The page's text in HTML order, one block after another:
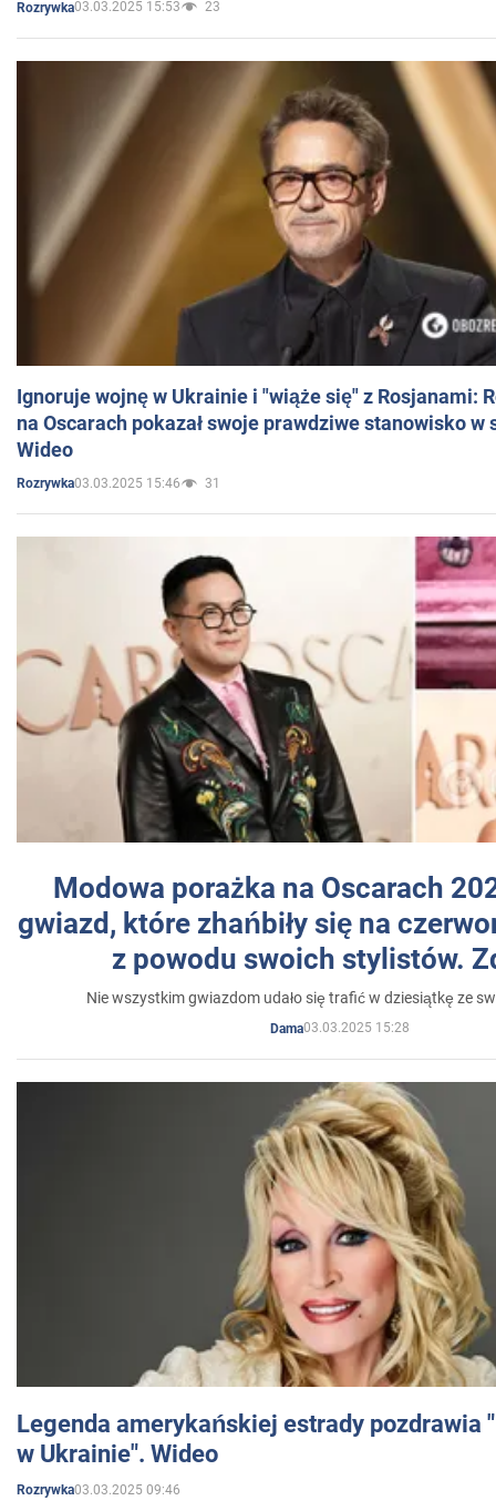
Rozrywka03.03.2025 15:53 23
Ignoruje wojnę w Ukrainie i "wiąże się" z Rosjanami:
na Oscarach pokazał swoje prawdziwe stanowisko w
Wideo
Rozrywka03.03.2025 15:46 31
Modowa porażka na Oscarach
gwiazd, które zhańbiły się na
z powodu swoich stylistów.
Nie wszystkim gwiazdom udało się trafić w dziesiątkę ze
Dama03.03.2025 15:28
Legenda amerykańskiej estrady pozdrawia
w Ukrainie". Wideo
Rozrywka03.03.2025 09:46